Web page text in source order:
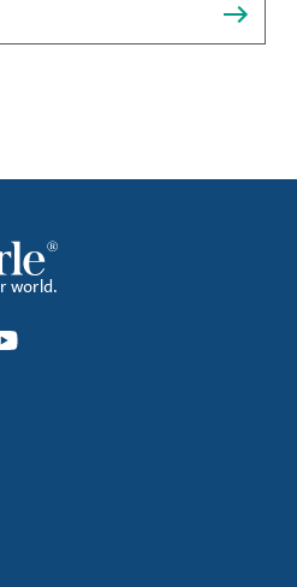
y mucho más.
world.